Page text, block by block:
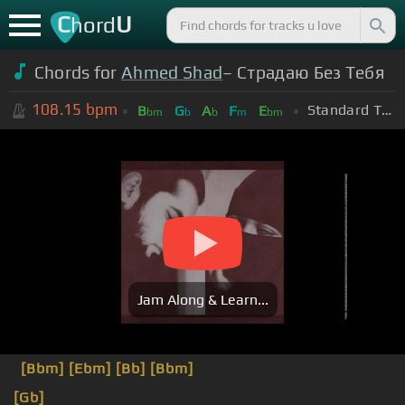
ChordU
Chords for Ahmed Shad– Страдаю Без Тебя
108.15 bpm Bbm Gb Ab Fm Ebm Standard Tuning (EADGBE)
Jam Along & Learn...
[Bbm] [Ebm] [Bb] [Bbm]
[Gb]